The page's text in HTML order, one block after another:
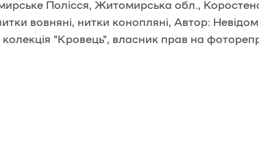
Полісся, Житомирська обл.,
вовняні, нитки конопляні, Автор:
"Кровець", власник прав на